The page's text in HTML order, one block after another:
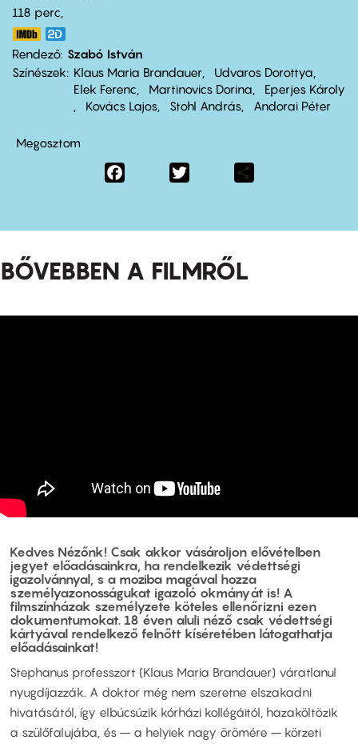
118 perc,
Rendező Szabó István
Színészek
Klaus Maria Brandauer
Udvaros Dorottya
Elek Ferenc
Martinovics Dorina
Eperjes Károly
Kovács Lajos
Stohl András Andorai Péter
Megosztom
Facebook
BŐVEBBEN A FILMRŐL
Kedves Nézőnk! Csak akkor vásároljon elővételben
jegyet előadásainkra, ha rendelkezik védettségi
igazolvánnyal , s a moziba magával hozza
személyazonosságukat igazoló okmányát is! A
filmszínházak személyzete köteles ellenőrizni ezen
dokumentumokat. 18 éven aluli néző csak védettségi
kártyával rendelkező felnőtt kíséretében látogathatja
előadásainkat!
Stephanus professzort (Klaus Maria Brandauer) váratlanul
nyugdíjazzák. A doktor még nem szeretne elszakadni
hivatásától, így elbúcsúzik kórházi kollégáitól, hazaköltözik
a szülőfalujába, és – a helyiek nagy örömére – körzeti